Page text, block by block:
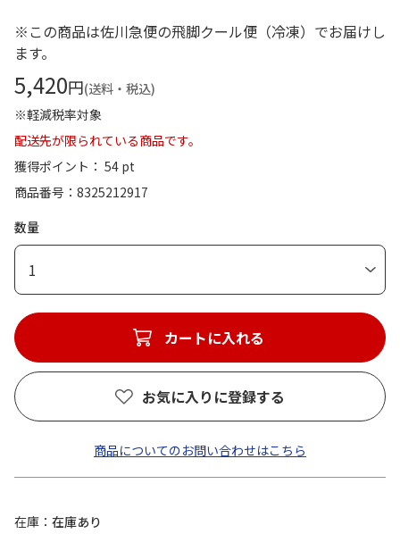
※この商品は佐川急便の飛脚クール便（冷凍）でお届けし
ます。
5,420円(送料・税込)
※軽減税率対象
配送先が限られている商品です。
獲得ポイント： 54 pt
商品番号
8325212917
数量
1
カートに入れる
お気に入りに登録する
商品についてのお問い合わせはこちら
在庫
在庫あり